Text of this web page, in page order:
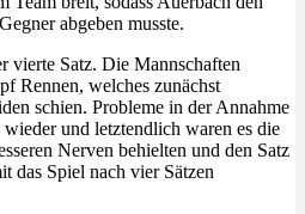
abgeben musste.
vierte Satz. Die Mannschaften
Rennen, welches zunächst
schien. Probleme in der Annahme
und letztendlich waren es die
Nerven behielten und den Satz
das Spiel nach vier Sätzen